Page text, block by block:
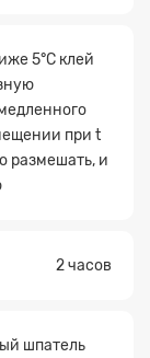
5°С клей
при t
размешать, и
2 часов
шпатель